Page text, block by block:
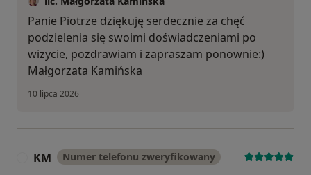
Panie Piotrze dziękuję serdecznie za chęć
podzielenia się swoimi doświadczeniami po
wizycie, pozdrawiam i zapraszam ponownie:)
Małgorzata Kamińska
10 lipca 2026
KM Numer telefonu zweryfikowany